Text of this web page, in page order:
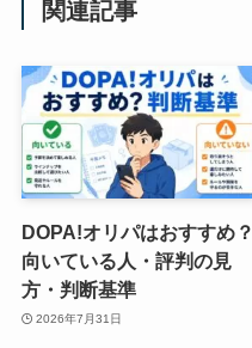
関連記事
DOPA!オリパはおすすめ？
向いている人・評判の見
方・判断基準
2026年7月31日